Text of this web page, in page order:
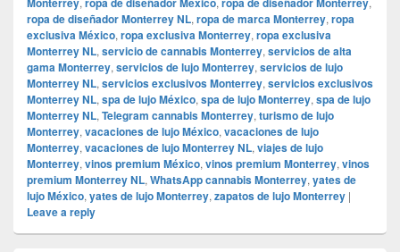
ropa de diseñador Monterrey NL, ropa de marca Monterrey, ropa
exclusiva México, ropa exclusiva Monterrey, ropa exclusiva
Monterrey NL, servicio de cannabis Monterrey, servicios de alta
gama Monterrey, servicios de lujo Monterrey, servicios de lujo
Monterrey NL, servicios exclusivos Monterrey, servicios exclusivos
Monterrey NL, spa de lujo México, spa de lujo Monterrey, spa de lujo
Monterrey NL, Telegram cannabis Monterrey, turismo de lujo
Monterrey, vacaciones de lujo México, vacaciones de lujo
Monterrey, vacaciones de lujo Monterrey NL, viajes de lujo
Monterrey, vinos premium México, vinos premium Monterrey, vinos
premium Monterrey NL, WhatsApp cannabis Monterrey, yates de
lujo México, yates de lujo Monterrey, zapatos de lujo Monterrey |
Leave a reply